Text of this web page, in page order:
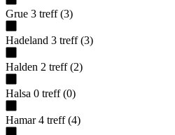
Grue 3 treff (3)
Hadeland 3 treff (3)
Halden 2 treff (2)
Halsa 0 treff (0)
Hamar 4 treff (4)